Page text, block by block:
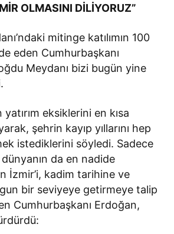
OLMASINI DİLİYORUZ”
mitinge katılımın 100
eden Cumhurbaşkanı
Meydanı bizi bugün yine
eksiklerini en kısa
şehrin kayıp yıllarını hep
istediklerini söyledi. Sadece
da en nadide
İzmir’i, kadim tarihine ve
bir seviyeye getirmeye talip
Cumhurbaşkanı Erdoğan,